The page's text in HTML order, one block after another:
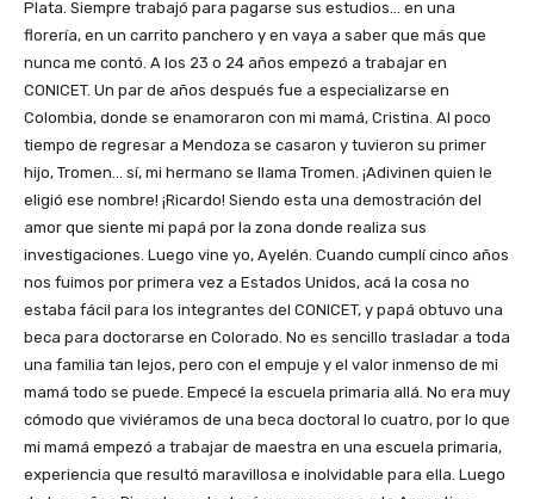
Plata. Siempre trabajó para pagarse sus estudios… en una
florería, en un carrito panchero y en vaya a saber que más que
nunca me contó. A los 23 o 24 años empezó a trabajar en
CONICET. Un par de años después fue a especializarse en
Colombia, donde se enamoraron con mi mamá, Cristina. Al poco
tiempo de regresar a Mendoza se casaron y tuvieron su primer
hijo, Tromen… sí, mi hermano se llama Tromen. ¡Adivinen quien le
eligió ese nombre! ¡Ricardo! Siendo esta una demostración del
amor que siente mi papá por la zona donde realiza sus
investigaciones. Luego vine yo, Ayelén. Cuando cumplí cinco años
nos fuimos por primera vez a Estados Unidos, acá la cosa no
estaba fácil para los integrantes del CONICET, y papá obtuvo una
beca para doctorarse en Colorado. No es sencillo trasladar a toda
una familia tan lejos, pero con el empuje y el valor inmenso de mi
mamá todo se puede. Empecé la escuela primaria allá. No era muy
cómodo que viviéramos de una beca doctoral lo cuatro, por lo que
mi mamá empezó a trabajar de maestra en una escuela primaria,
experiencia que resultó maravillosa e inolvidable para ella. Luego